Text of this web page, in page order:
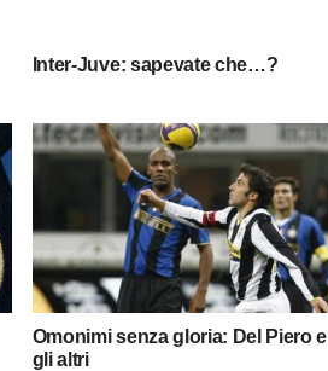
Inter-Juve: sapevate che…?
Omonimi senza gloria: Del Piero e
gli altri